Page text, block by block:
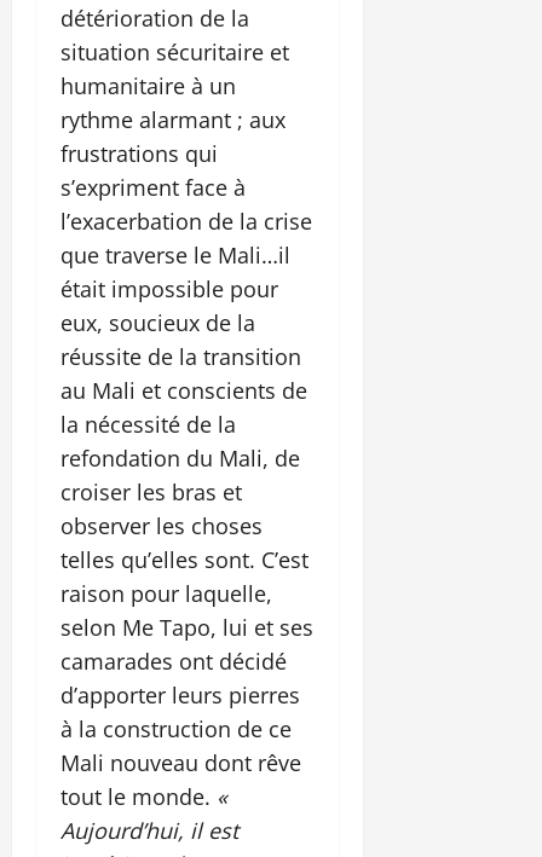
détérioration de la
situation sécuritaire et
humanitaire à un
rythme alarmant ; aux
frustrations qui
s’expriment face à
l’exacerbation de la crise
que traverse le Mali…il
était impossible pour
eux, soucieux de la
réussite de la transition
au Mali et conscients de
la nécessité de la
refondation du Mali, de
croiser les bras et
observer les choses
telles qu’elles sont. C’est
raison pour laquelle,
selon Me Tapo, lui et ses
camarades ont décidé
d’apporter leurs pierres
à la construction de ce
Mali nouveau dont rêve
tout le monde. «
Aujourd’hui, il est